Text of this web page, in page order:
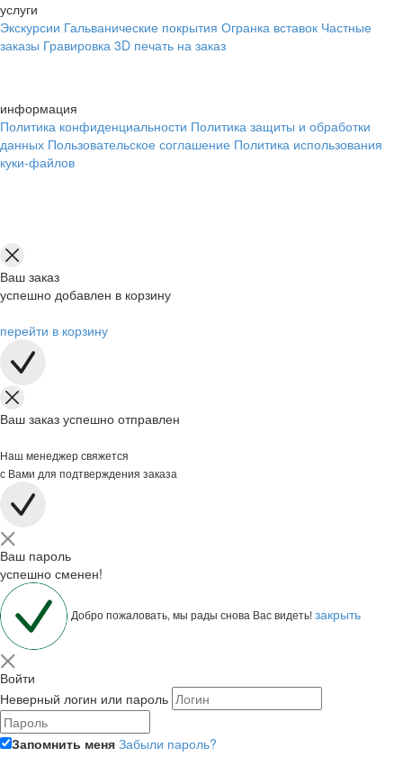
услуги
Экскурсии Гальванические покрытия Огранка вставок Частные
заказы Гравировка 3D печать на заказ
информация
Политика конфиденциальности Политика защиты и обработки
данных Пользовательское соглашение Политика использования
куки-файлов
Ваш заказ
успешно добавлен в корзину
перейти в корзину
Ваш заказ успешно отправлен
Наш менеджер свяжется
с Вами для подтверждения заказа
Ваш пароль
успешно сменен!
Добро пожаловать, мы рады снова Вас видеть!закрыть
Войти
Неверный логин или пароль
Запомнить меня Забыли пароль?